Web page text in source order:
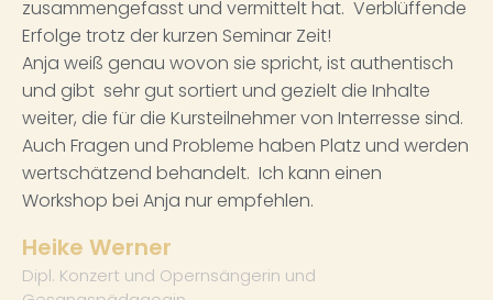
zusammengefasst und vermittelt hat. Verblüffende
Erfolge trotz der kurzen Seminar Zeit!
Anja weiß genau wovon sie spricht, ist authentisch
und gibt sehr gut sortiert und gezielt die Inhalte
weiter, die für die Kursteilnehmer von Interresse sind.
Auch Fragen und Probleme haben Platz und werden
wertschätzend behandelt. Ich kann einen
Workshop bei Anja nur empfehlen.
Heike Werner
Dipl. Konzert und Opernsängerin und